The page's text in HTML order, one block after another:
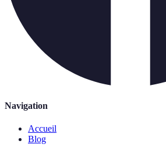
Navigation
Accueil
Blog